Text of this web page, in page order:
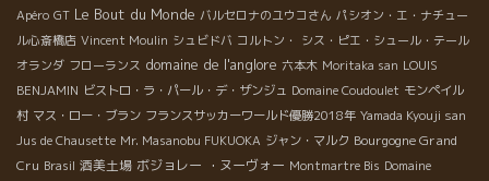
Apéro GT Le Bout du Monde バルセロナのユウコさん パシオン・エ・ナチュー
ル心斎橋店 Vincent Moulin シュビドバ コルトン・
シス・ピエ・シュール・テール
オランダ フローランス domaine de l'anglore 六本木 Moritaka san LOUIS
BENJAMIN ビストロ・ラ・パール・デ・ザンジュ Domaine Coudoulet モンペイル
村 マス・ロー・ブラン フランスサッカーワールド優勝2018年 Yamada Kyouji san
Jus de Chausette Mr. Masanobu FUKUOKA ジャン・マルク Bourgogne Grand
Cru Brasil 酒美土場 ボジョレー ・ヌーヴォー Montmartre Bis Domaine